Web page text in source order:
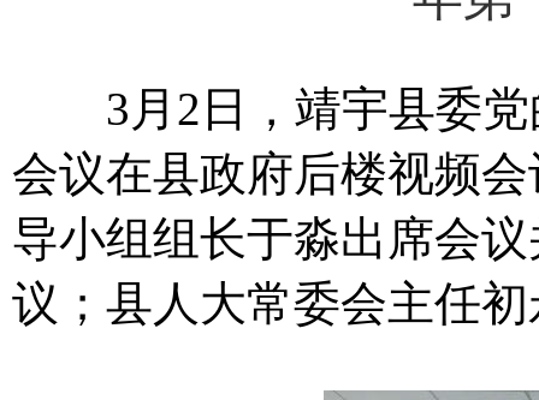
3月2日，靖宇县委党
会议在县政府后楼视频
导小组组长于淼出席会
议；县人大常委会主任